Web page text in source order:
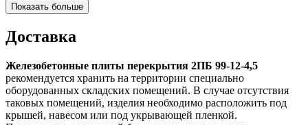
Показать больше
Доставка
Железобетонные плиты перекрытия 2ПБ 99-12-4,5
рекомендуется хранить на территории специально
оборудованных складских помещений. В случае отсутствия
таковых помещений, изделия необходимо расположить под
крышей, навесом или под укрывающей пленкой.